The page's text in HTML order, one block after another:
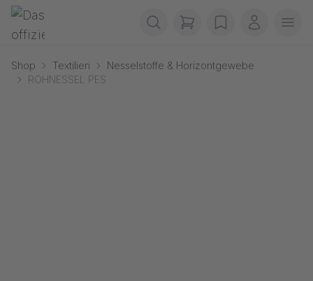
Navigation überspringen
Gerriets
items in cart, view
wishlistMein
Shop Textilien
Nesselstoffe & Horizontgewebe
ROHNESSEL PES